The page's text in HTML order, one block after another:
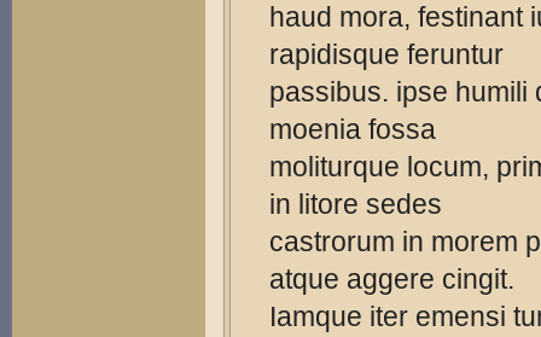
haud mora, festinant
rapidisque feruntur
passibus. ipse humili
moenia fossa
moliturque locum,
in litore sedes
castrorum in morem
atque aggere cingit.
Iamque iter emensi